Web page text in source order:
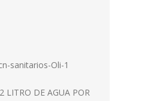
LITRO DE AGUA POR